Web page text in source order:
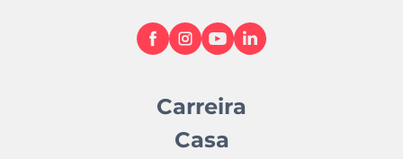
Carreira
Casa